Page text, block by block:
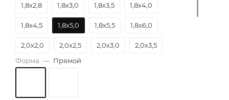
1,8х2,8 1,8х3,0 1,8х3,5 1,8х4,0
1,8х4,5 1,8х5,0 1,8х5,5 1,8х6,0
2,0х2,0 2,0х2,5 2,0х3,0 2,0х3,5
2,0х4,0 2,0х4,5
Форма — Прямой